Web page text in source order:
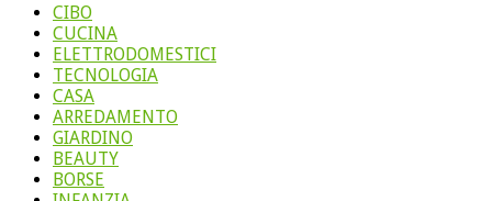
CIBO
CUCINA
ELETTRODOMESTICI
TECNOLOGIA
CASA
ARREDAMENTO
GIARDINO
BEAUTY
BORSE